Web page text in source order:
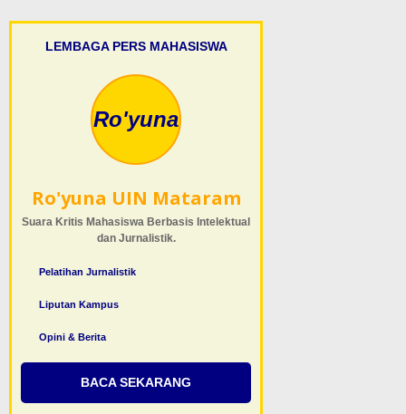
LEMBAGA PERS MAHASISWA
Ro'yuna
Ro'yuna UIN Mataram
Suara Kritis Mahasiswa Berbasis Intelektual
dan Jurnalistik.
Pelatihan Jurnalistik
Liputan Kampus
Opini & Berita
BACA SEKARANG